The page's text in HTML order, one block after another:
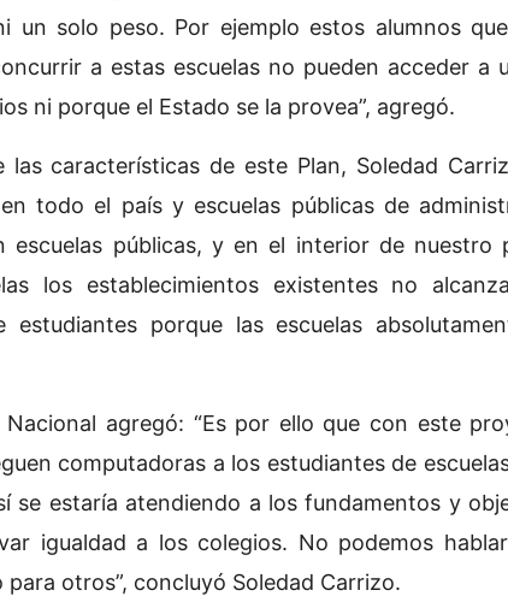
un solo peso. Por ejemplo estos alumnos
a estas escuelas no pueden acceder a
ni porque el Estado se la provea”, agregó.
las características de este Plan, Soledad
todo el país y escuelas públicas de
escuelas públicas, y en el interior de nuestro
los establecimientos existentes no
estudiantes porque las escuelas
Nacional agregó: “Es por ello que con este
computadoras a los estudiantes de
se estaría atendiendo a los fundamentos y
igualdad a los colegios. No podemos
para otros”, concluyó Soledad Carrizo.